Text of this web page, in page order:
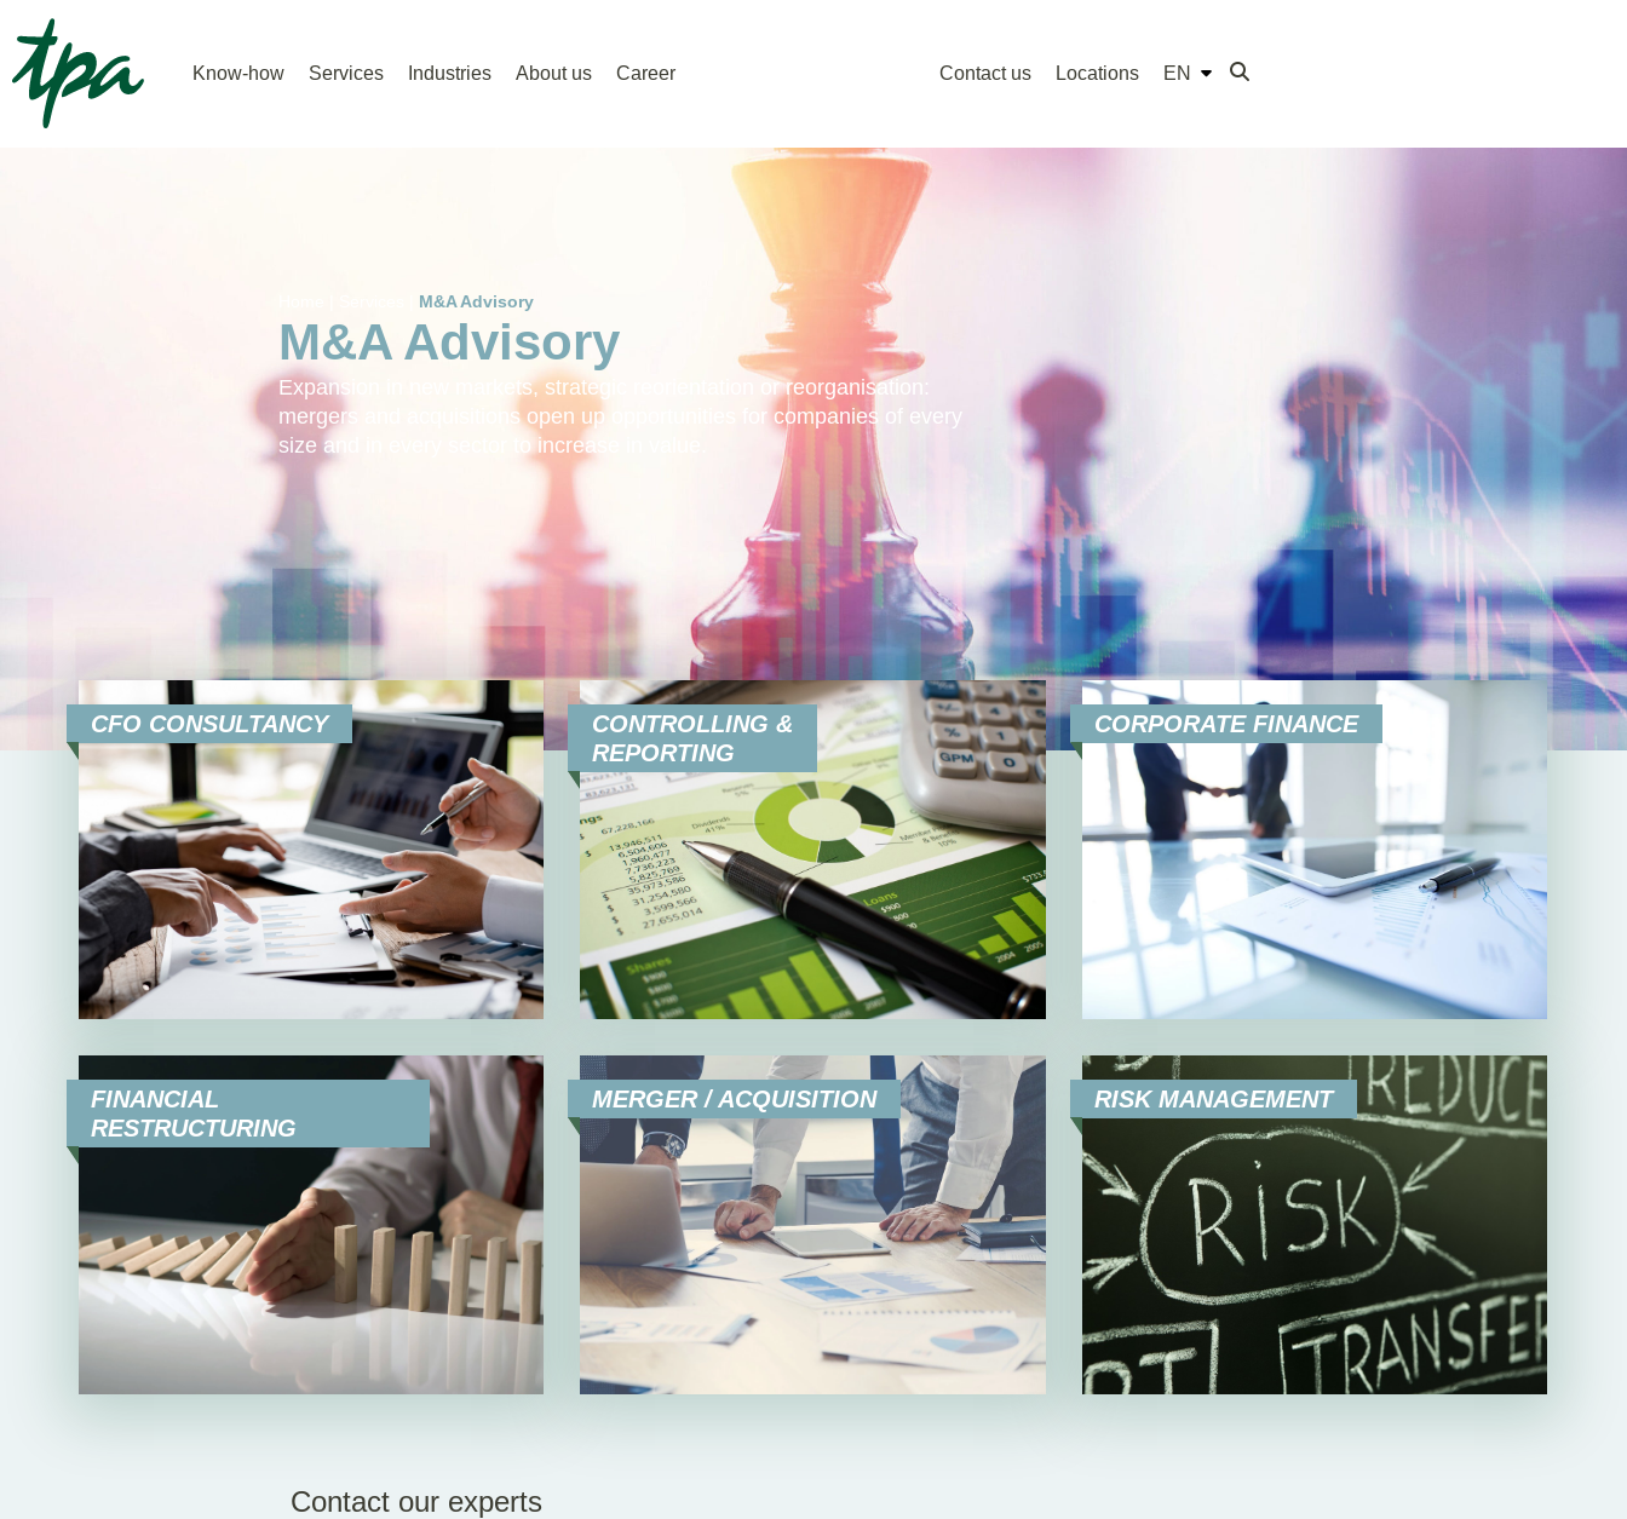
Know-how Services Industries About us Career Contact us Locations EN
M&A Advisory
M&A Advisory
Expansion in new markets, strategic reorientation or reorganisation:
mergers and acquisitions open up opportunities for companies of every
size and in every sector to increase in value.
CFO CONSULTANCY
CONTROLLING &
REPORTING
CORPORATE FINANCE
FINANCIAL
RESTRUCTURING
MERGER / ACQUISITION RISK MANAGEMENT
Contact our experts